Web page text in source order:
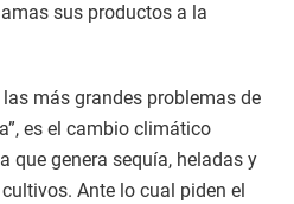
sus productos a la
más grandes problemas de
es el cambio climático
que genera sequía, heladas y
Ante lo cual piden el